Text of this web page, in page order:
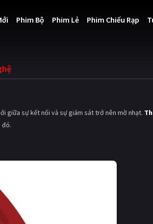
Phim Bộ Phim Lẻ Phim Chiếu Rạp
giữa sự kết nối và sự giám sát trở nên mờ nhạt.
đó.